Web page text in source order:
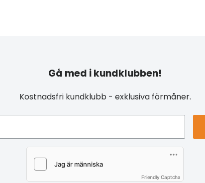
Gå med i kundklubben!
Kostnadsfri kundklubb - exklusiva förmåner.
Friendly Captcha